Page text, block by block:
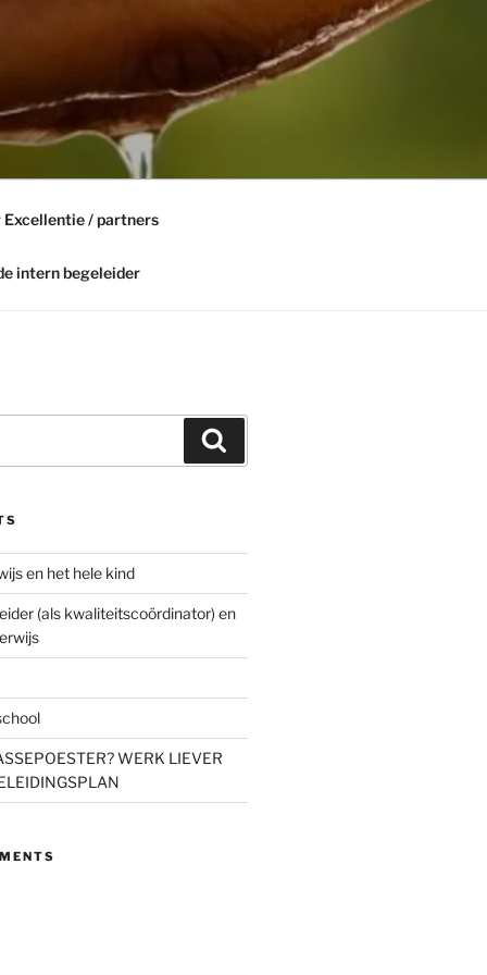
/ partners
intern begeleider
en het hele kind
(als kwaliteitscoördinator) en
WERK LIEVER